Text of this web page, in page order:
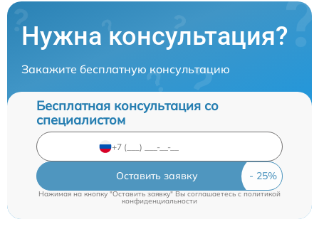
Нужна консультация?
Закажите бесплатную консультацию
Бесплатная консультация со
специалистом
Оставить заявку
Нажимая на кнопку "Оставить заявку" Вы соглашаетесь c политикой
конфиденциальности